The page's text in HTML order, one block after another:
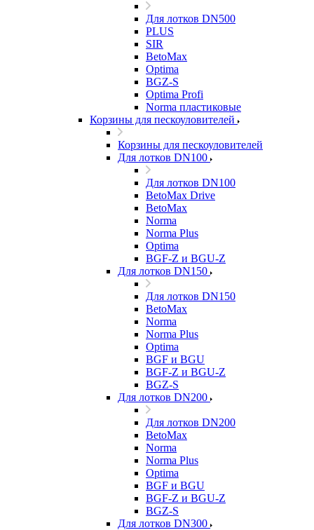
Для лотков DN500
PLUS
SIR
BetoMax
Optima
BGZ-S
Optima Profi
Norma пластиковые
Корзины для пескоуловителей
Корзины для пескоуловителей
Для лотков DN100
Для лотков DN100
BetoMax Drive
BetoMax
Norma
Norma Plus
Optima
BGF-Z и BGU-Z
Для лотков DN150
Для лотков DN150
BetoMax
Norma
Norma Plus
Optima
BGF и BGU
BGF-Z и BGU-Z
BGZ-S
Для лотков DN200
Для лотков DN200
BetoMax
Norma
Norma Plus
Optima
BGF и BGU
BGF-Z и BGU-Z
BGZ-S
Для лотков DN300